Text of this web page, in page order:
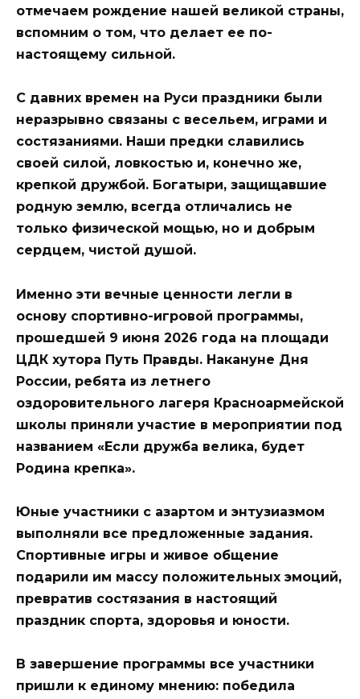
отмечаем рождение нашей великой страны,
вспомним о том, что делает ее по-
настоящему сильной.
С давних времен на Руси праздники были
неразрывно связаны с весельем, играми и
состязаниями. Наши предки славились
своей силой, ловкостью и, конечно же,
крепкой дружбой. Богатыри, защищавшие
родную землю, всегда отличались не
только физической мощью, но и добрым
сердцем, чистой душой.
Именно эти вечные ценности легли в
основу спортивно-игровой программы,
прошедшей 9 июня 2026 года на площади
ЦДК хутора Путь Правды. Накануне Дня
России, ребята из летнего
оздоровительного лагеря Красноармейской
школы приняли участие в мероприятии под
названием «Если дружба велика, будет
Родина крепка».
Юные участники с азартом и энтузиазмом
выполняли все предложенные задания.
Спортивные игры и живое общение
подарили им массу положительных эмоций,
превратив состязания в настоящий
праздник спорта, здоровья и юности.
В завершение программы все участники
пришли к единому мнению: победила